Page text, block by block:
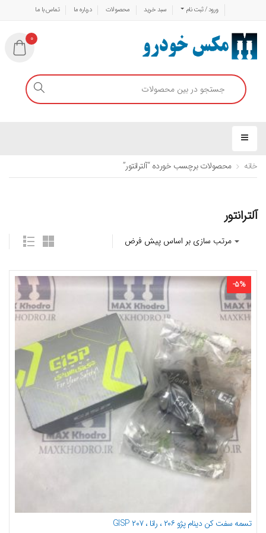
ورود / ثبت نام سبد خرید محصولات درباره ما تماس با ما
0
خانه محصولات برچسب خورده “آلترانتور”
آلترانتور
-5%
تسمه سفت کن دینام پژو ۲۰۶ ، رانا ، ۲۰۷ GISP